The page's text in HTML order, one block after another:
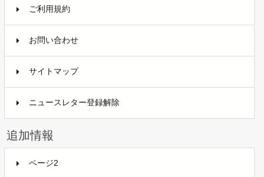
ご利用規約
お問い合わせ
サイトマップ
ニュースレター登録解除
追加情報
ページ2